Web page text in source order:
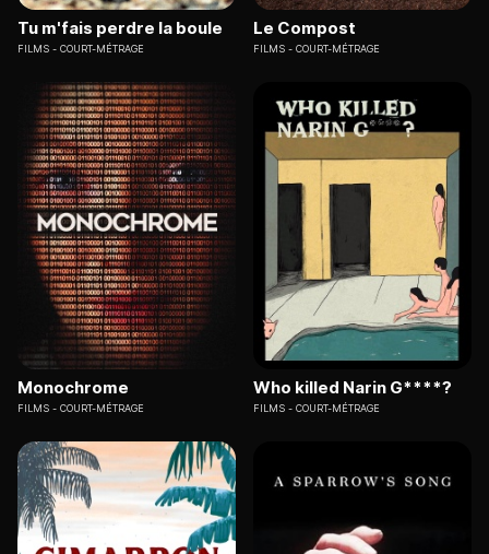
Tu m'fais perdre la boule
FILMS COURT-MÉTRAGE
Le Compost
FILMS COURT-MÉTRAGE
Monochrome
FILMS COURT-MÉTRAGE
Who killed Narin G****?
FILMS COURT-MÉTRAGE